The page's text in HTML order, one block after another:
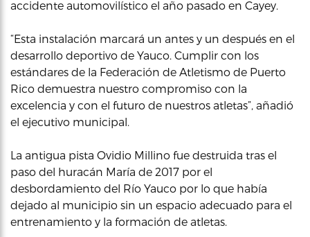
accidente automovilístico el año pasado en Cayey.
“Esta instalación marcará un antes y un después en el
desarrollo deportivo de Yauco. Cumplir con los
estándares de la Federación de Atletismo de Puerto
Rico demuestra nuestro compromiso con la
excelencia y con el futuro de nuestros atletas”, añadió
el ejecutivo municipal.
La antigua pista Ovidio Millino fue destruida tras el
paso del huracán María de 2017 por el
desbordamiento del Río Yauco por lo que había
dejado al municipio sin un espacio adecuado para el
entrenamiento y la formación de atletas.